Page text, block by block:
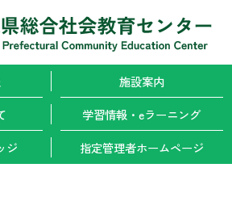
施設案内
学習情報・ eラーニング
ジ
指定管理者ホームページ